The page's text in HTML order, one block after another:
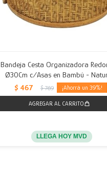
Bandeja Cesta Organizadora
Ø30Cm c/Asas en Bambú -
$ 467 $ 769 39
LLEGA HOY MVD